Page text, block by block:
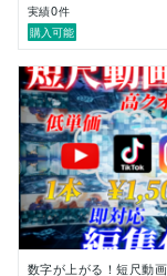
見やすや
(動画のテンポ
面白さ
(視聴者の方が
【編集ソフト】
・Premiere Pro/
実績0件
購入可能
数字が上がる！短尺動